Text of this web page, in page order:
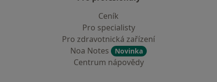
Ceník
Pro specialisty
Pro zdravotnická zařízení
Noa Notes
Novinka
Centrum nápovědy